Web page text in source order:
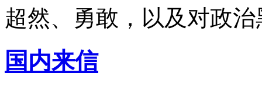
超然、勇敢，以及对政
国内来信